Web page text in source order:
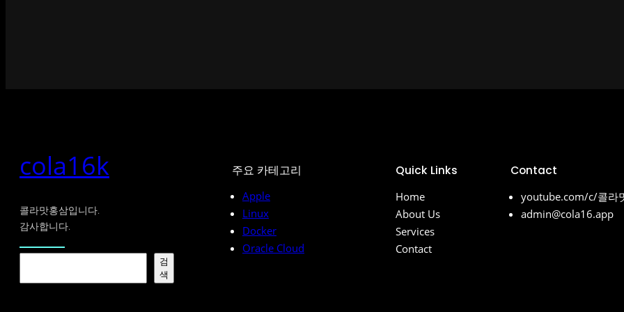
cola16k
콜라맛홍삼입니다.
감사합니다.
검
색
주요 카테고리
Apple
Linux
Docker
Oracle Cloud
Quick Links
Home
About Us
Services
Contact
Contact
youtube.com/c/콜라
admin@cola16.app